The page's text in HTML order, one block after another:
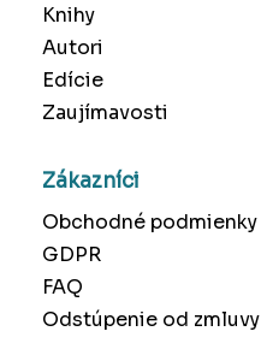
Knihy
Autori
Edície
Zaujímavosti
Zákazníci
Obchodné podmienky
GDPR
FAQ
Odstúpenie od zmluvy